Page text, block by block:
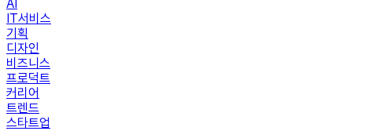
AI
IT서비스
기획
디자인
비즈니스
프로덕트
커리어
트렌드
스타트업